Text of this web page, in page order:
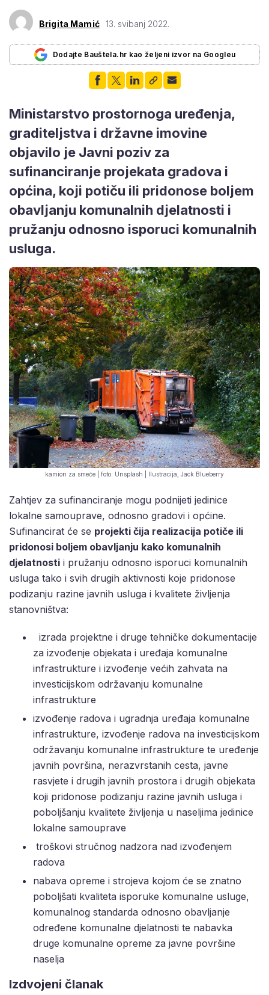
Brigita Mamić 13. svibanj 2022.
Dodajte Bauštela.hr kao željeni izvor na Googleu
Ministarstvo prostornoga uređenja,
graditeljstva i državne imovine
objavilo je Javni poziv za
sufinanciranje projekata gradova i
općina, koji potiču ili pridonose boljem
obavljanju komunalnih djelatnosti i
pružanju odnosno isporuci komunalnih
usluga.
kamion za smeće | foto: Unsplash | Ilustracija, Jack Blueberry
Zahtjev za sufinanciranje mogu podnijeti jedinice
lokalne samouprave, odnosno gradovi i općine.
Sufinancirat će se projekti čija realizacija potiče ili
pridonosi boljem obavljanju kako komunalnih
djelatnosti i pružanju odnosno isporuci komunalnih
usluga tako i svih drugih aktivnosti koje pridonose
podizanju razine javnih usluga i kvalitete življenja
stanovništva:
izrada projektne i druge tehničke dokumentacije
za izvođenje objekata i uređaja komunalne
infrastrukture i izvođenje većih zahvata na
investicijskom održavanju komunalne
infrastrukture
izvođenje radova i ugradnja uređaja komunalne
infrastrukture, izvođenje radova na investicijskom
održavanju komunalne infrastrukture te uređenje
javnih površina, nerazvrstanih cesta, javne
rasvjete i drugih javnih prostora i drugih objekata
koji pridonose podizanju razine javnih usluga i
poboljšanju kvalitete življenja u naseljima jedinice
lokalne samouprave
troškovi stručnog nadzora nad izvođenjem
radova
nabava opreme i strojeva kojom će se znatno
poboljšati kvaliteta isporuke komunalne usluge,
komunalnog standarda odnosno obavljanje
određene komunalne djelatnosti te nabavka
druge komunalne opreme za javne površine
naselja
Izdvojeni članak